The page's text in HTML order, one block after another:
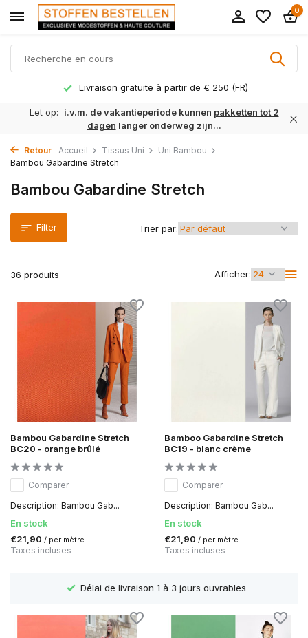
0
Délai de livraison 1 à 3 jours ouvrables
Let op: i.v.m. de vakantieperiode kunnen pakketten tot 2
dagen langer onderweg zijn...
Retour Accueil Tissus Uni
Uni Bambou
Bambou Gabardine Stretch
Bambou Gabardine Stretch
Filter
36 produits Afficher:
Trier par:
Bambou Gabardine Stretch
BC20 - orange brûlé
Comparer
Description: Bambou Gab...
En stock
€21,90 / per mètre
Taxes incluses
Bamboo Gabardine Stretch
BC19 - blanc crème
Comparer
Description: Bambou Gab...
En stock
€21,90 / per mètre
Taxes incluses
Délai de livraison 1 à 3 jours ouvrables